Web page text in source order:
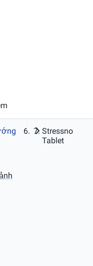
Stressno
Tablet